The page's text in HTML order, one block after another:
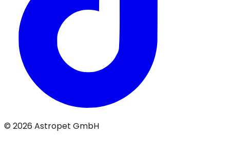
© 2026 Astropet GmbH